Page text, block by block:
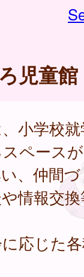
児童館
小学校
ペース
、仲間
情報交
応じた